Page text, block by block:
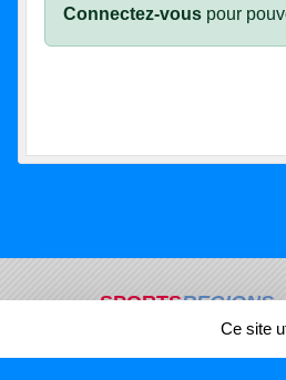
Connectez-vous pour
SPORTSREGIONS
visites
Ce site